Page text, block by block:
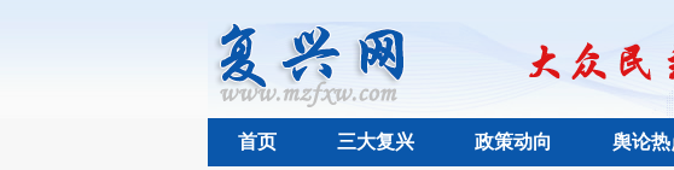
首页 三大复兴 政策动向 舆论热